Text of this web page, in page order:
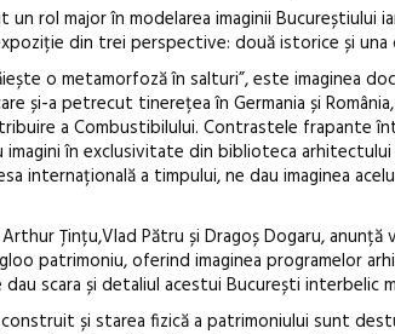
rol major în modelarea imaginii Bucureștiului
din trei perspective: două istorice și una
o metamorfoză în salturi”, este imaginea
și-a petrecut tinerețea în Germania și
a Combustibilului. Contrastele frapante
în exclusivitate din biblioteca arhitectului
a timpului, ne dau imaginea
Țințu,Vlad Pătru și Dragoș Dogaru, anunță
patrimoniu, oferind imaginea programelor
scara și detaliul acestui București interbelic
și starea fizică a patrimoniului sunt